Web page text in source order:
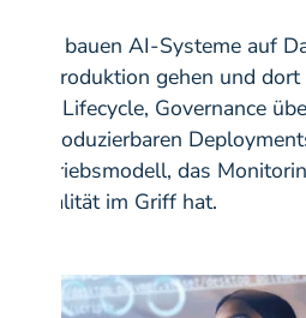
Wir bauen AI-Systeme auf
in Produktion gehen und
ML-Lifecycle, Governance
reproduzierbaren
Betriebsmodell, das
Qualität im Griff hat.